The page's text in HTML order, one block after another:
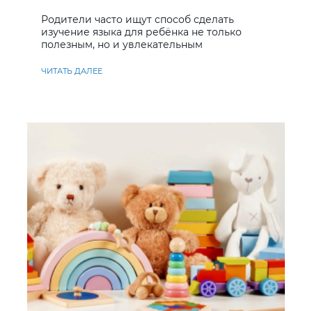
Родители часто ищут способ сделать
изучение языка для ребёнка не только
полезным, но и увлекательным
ЧИТАТЬ ДАЛЕЕ